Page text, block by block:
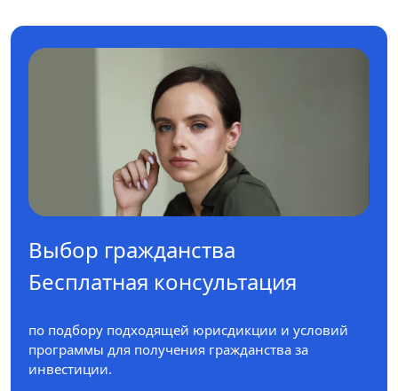
Выбор гражданства
Бесплатная консультация
по подбору подходящей юрисдикции и условий
программы для получения гражданства за
инвестиции.